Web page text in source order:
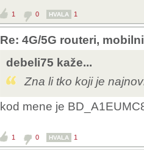
1 0 HVALA 1
Re: 4G/5G routeri,
debeli75 kaže...
Zna li tko koji je
kod mene je
1 0 HVALA 1